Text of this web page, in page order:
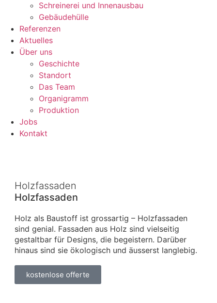
Schreinerei und Innenausbau
Gebäudehülle
Referenzen
Aktuelles
Über uns
Geschichte
Standort
Das Team
Organigramm
Produktion
Jobs
Kontakt
Holzfassaden
Holzfassaden
Holz als Baustoff ist grossartig – Holzfassaden
sind genial. Fassaden aus Holz sind vielseitig
gestaltbar für Designs, die begeistern. Darüber
hinaus sind sie ökologisch und äusserst langlebig.
kostenlose offerte